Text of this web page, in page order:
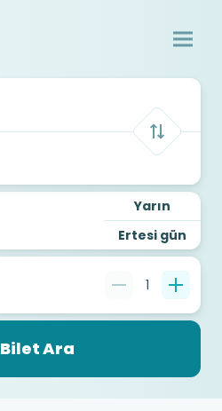
Yarın
Ertesi gün
1
Bilet Ara